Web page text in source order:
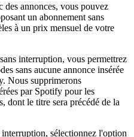
des annonces, vous pouvez
un abonnement sans
à un prix mensuel de votre
interruption, vous permettrez
sans aucune annonce insérée
Nous supprimerons
par Spotify pour les
dont le titre sera précédé de la
sélectionnez l'option